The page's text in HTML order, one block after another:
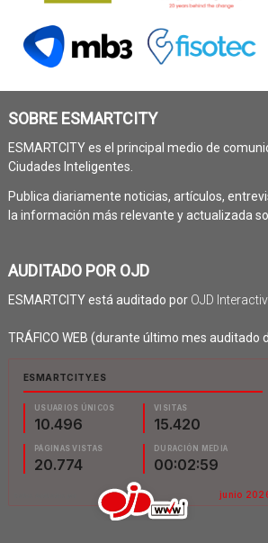
SOBRE ESMARTCITY
ESMARTCITY es el principal medio de
Ciudades Inteligentes.
Publica diariamente noticias, artículos,
la información más relevante y actualizada
AUDITADO POR OJD
ESMARTCITY está auditado por OJD
TRÁFICO WEB (durante último mes auditado